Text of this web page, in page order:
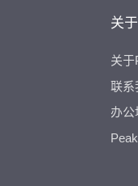
关
关于
联系
办公